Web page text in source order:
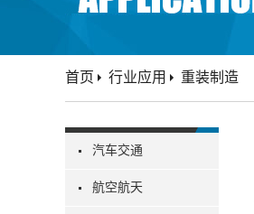
汽车交通
航空航天
首页 行业应用 重装制造